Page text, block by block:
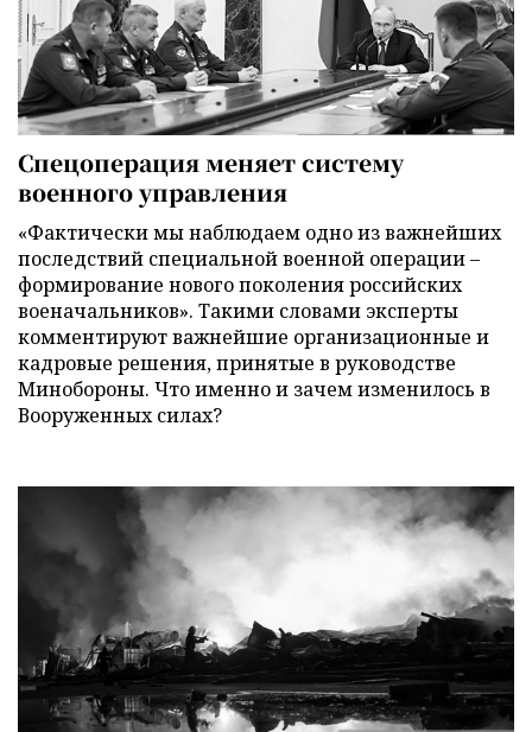
Спецоперация меняет систему
военного управления
«Фактически мы наблюдаем одно из важнейших
последствий специальной военной операции –
формирование нового поколения российских
военачальников». Такими словами эксперты
комментируют важнейшие организационные и
кадровые решения, принятые в руководстве
Минобороны. Что именно и зачем изменилось в
Вооруженных силах?